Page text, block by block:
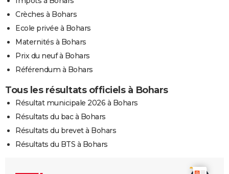
Crèches à Bohars
Ecole privée à Bohars
Maternités à Bohars
Prix du neuf à Bohars
Référendum à Bohars
Tous les résultats officiels à Bohars
Résultat municipale 2026 à Bohars
Résultats du bac à Bohars
Résultats du brevet à Bohars
Résultats du BTS à Bohars